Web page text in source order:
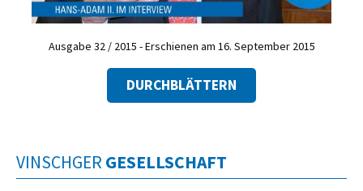
Ausgabe 32 / 2015 - Erschienen am 16. September 2015
DURCHBLÄTTERN
VINSCHGER GESELLSCHAFT